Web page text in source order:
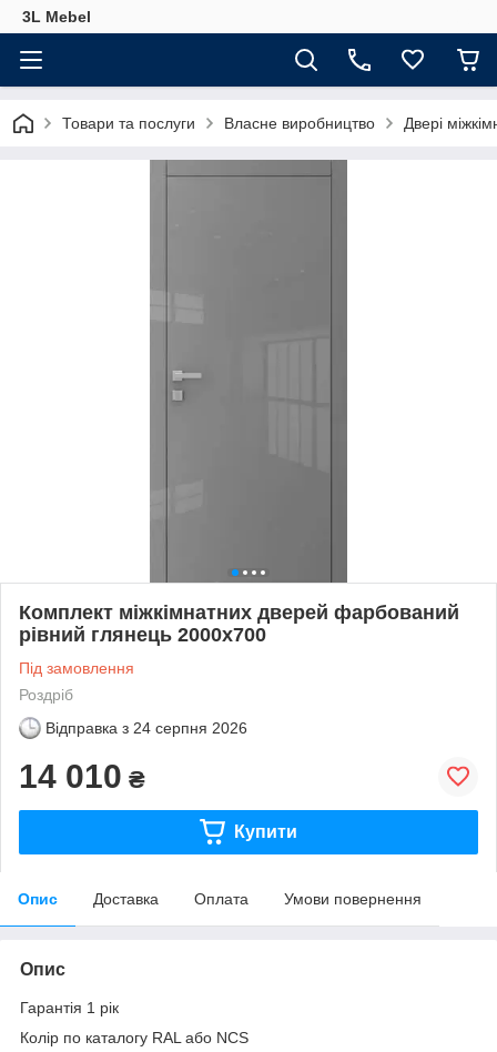
3L Mebel
Товари та послуги Власне виробництво Двері
Комплект міжкімнатних дверей фарбований
рівний глянець 2000х700
Під замовлення
Роздріб
Відправка з 24 серпня 2026
14 010 ₴
Купити
Опис Доставка Оплата Умови повернення
Опис
Гарантія 1 рік
Колір по каталогу RAL або NCS